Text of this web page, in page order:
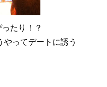
たり！？
ってデートに誘う